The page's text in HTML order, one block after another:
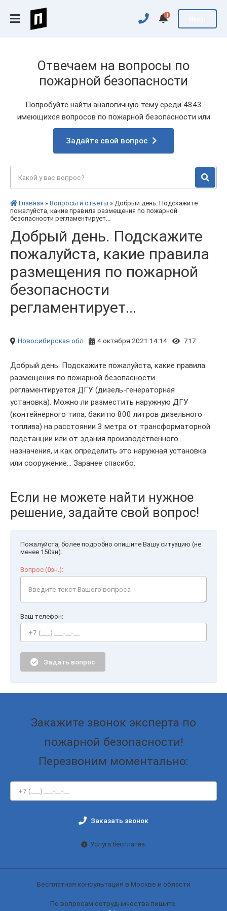
1
Отвечаем на вопросы по
пожарной безопасности
Попробуйте найти аналогичную тему среди 4843
имеющихся вопросов по пожарной безопасности или
Задайте свой вопрос
Главная » Вопросы и ответы » Добрый день. Подскажите
пожалуйста, какие правила размещения по пожарной
безопасности регламентирует...
Добрый день. Подскажите
пожалуйста, какие правила
размещения по пожарной
безопасности
регламентирует...
Новосибирская обл 4 октября 2021 14:14 717
Добрый день. Подскажите пожалуйста, какие правила
размещения по пожарной безопасности
регламентируется ДГУ (дизель-генераторная
установка). Можно ли разместить наружную ДГУ
(контейнерного типа, баки по 800 литров дизельного
топлива) на расстоянии 3 метра от трансформаторной
подстанции или от здания производственного
назначения, и как определить это наружная установка
или сооружение... Заранее спасибо.
Если не можете найти нужное
решение, задайте свой вопрос!
Пожалуйста, более подробно опишите Вашу ситуацию (не
менее 150зн).
Вопрос (0зн.):
Ваш телефон:
Задать вопрос
Закажите звонок эксперта по
пожарной безопасности!
Перезвоним моментально:
Заказать звонок
Услуга бесплатна.
Бесплатная консультация в Москве и области
По вопросам сотрудничества пишите: